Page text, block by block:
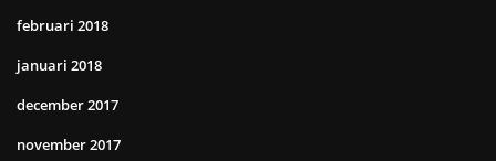
februari 2018
januari 2018
december 2017
november 2017